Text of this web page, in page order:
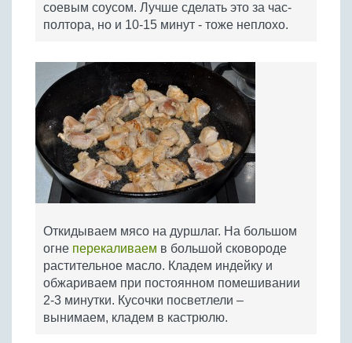
соевым соусом. Лучше сделать это за час-
полтора, но и 10-15 минут - тоже неплохо.
Откидываем мясо на дуршлаг. На большом
огне перекаливаем в большой сковороде
растительное масло. Кладем индейку и
обжариваем при постоянном помешивании
2-3 минутки. Кусочки посветлели –
вынимаем, кладем в кастрюлю.